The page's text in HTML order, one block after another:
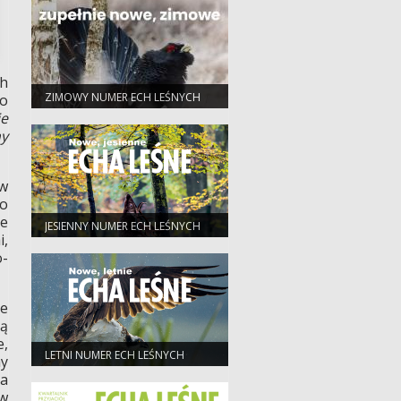
ZIMOWY NUMER ECH LEŚNYCH
JESIENNY NUMER ECH LEŚNYCH
LETNI NUMER ECH LEŚNYCH